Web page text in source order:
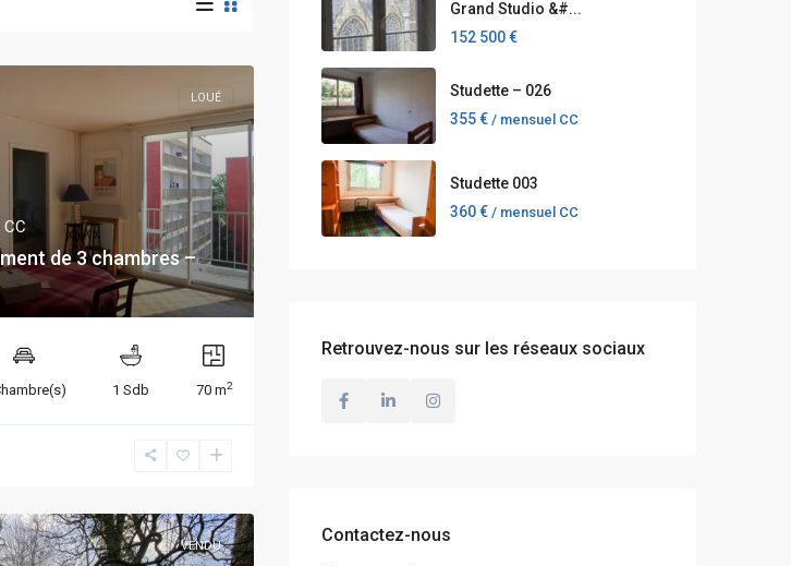
LOUÉ
de 3 chambres –
1 Sdb 70 m2
VENDU
Grand Studio &#...
152 500 €
Studette – 026
355 € / mensuel CC
Studette 003
360 € / mensuel CC
Retrouvez-nous sur les réseaux sociaux
Contactez-nous